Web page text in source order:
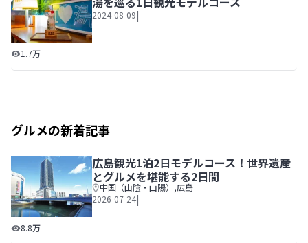
北千住の魅力がまるわかり！商店街や銭湯を巡る1日観光モ
1.7万
2024-08-09|
グルメの新着記事
広島観光1泊2日モデルコース！世界遺産とグルメを堪能す
8.8万
広島観光1泊2日モデルコース！世界遺産
とグルメを堪能する2日間
中国（山陰・山陽） ,広島
2026-07-24|